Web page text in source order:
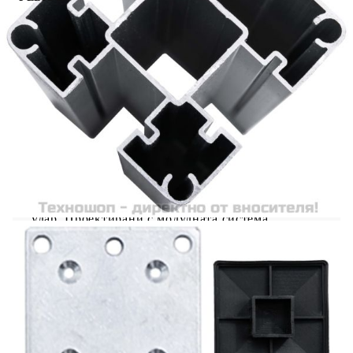
Този ограден панел може да се използва като
градинска бариера или жилищна ограда за
неприкосновеност и сигурност. Изработена от
WPC (дървонапълнен полимерен композит),
градинската ограда е издръжлива и устойчива
на гниене или ръжда. Градинската преграда има
принт на дървесни шарки от едната страна и
обикновен принт от другата страна, така че
можете да изберете дизайна, който ви харесва
повече. Благодарение на алуминиевия горен
профил, дъските на оградата могат да бъдат
плътно прикрепени една за друга, което
увеличава тяхната твърдост и здравина при
удар. Проектирани с модулната система,
дъските за ограда са лесни за инсталиране и ви
позволяват свободно да разширявате оградата.
Тези стълбове имат три слота, които ви
позволяват да сглобите оградата по различни
Многофункционалните стоманени крачета
могат да бъдат фиксирани по два начина.
Първият е като ги завиете върху повърхност с